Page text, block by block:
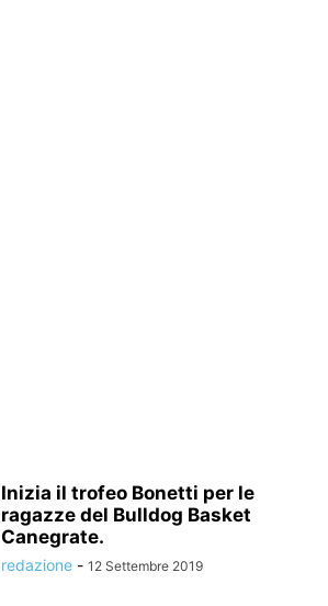
Inizia il trofeo Bonetti per le
ragazze del Bulldog Basket
Canegrate.
redazione - 12 Settembre 2019